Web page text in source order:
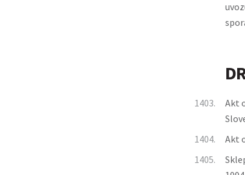
1403.
Akt
1404.
Akt
1405.